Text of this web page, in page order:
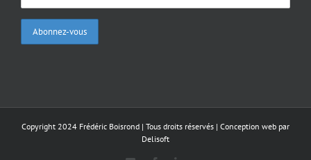
Copyright 2024 Frédéric Boisrond | Tous droits réservés | Conception web par
Delisoft